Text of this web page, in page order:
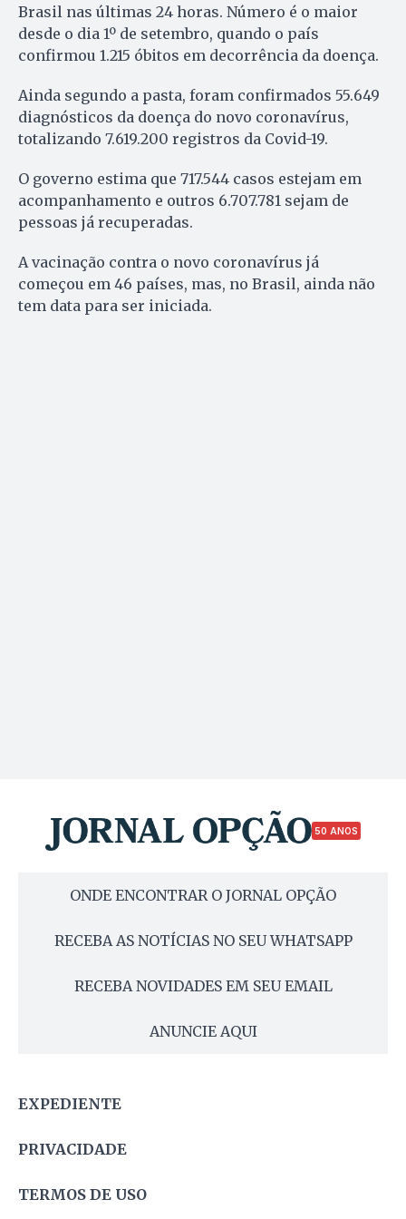
Brasil nas últimas 24 horas. Número é o maior
desde o dia 1º de setembro, quando o país
confirmou 1.215 óbitos em decorrência da doença.
Ainda segundo a pasta, foram confirmados 55.649
diagnósticos da doença do novo coronavírus,
totalizando 7.619.200 registros da Covid-19.
O governo estima que 717.544 casos estejam em
acompanhamento e outros 6.707.781 sejam de
pessoas já recuperadas.
A vacinação contra o novo coronavírus já
começou em 46 países, mas, no Brasil, ainda não
tem data para ser iniciada.
50 ANOS
ONDE ENCONTRAR O JORNAL OPÇÃO
RECEBA AS NOTÍCIAS NO SEU WHATSAPP
RECEBA NOVIDADES EM SEU EMAIL
ANUNCIE AQUI
EXPEDIENTE
PRIVACIDADE
TERMOS DE USO